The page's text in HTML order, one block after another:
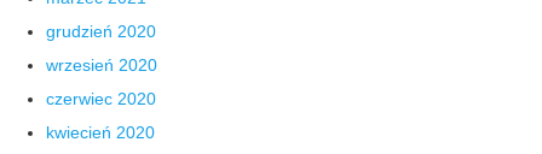
grudzień 2020
wrzesień 2020
czerwiec 2020
kwiecień 2020